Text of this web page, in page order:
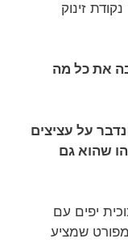
זינוק
את כל מה
על עציצים
שהוא גם
יפים עם
שמציע